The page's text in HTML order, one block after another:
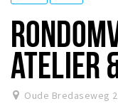
Musea, theaters &
Uitjes &
ATELIER
Oude Bredaseweg